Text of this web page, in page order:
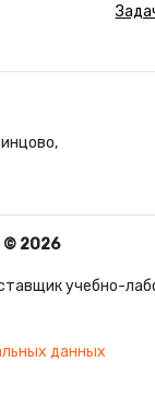
© 2026
учебно-
данных